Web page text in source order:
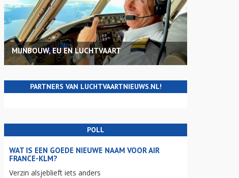
MIJNBOUW, EU EN LUCHTVAART
PARTNERS VAN LUCHTVAARTNIEUWS.NL!
POLL
WAT IS EEN GOEDE NIEUWE NAAM VOOR AIR
FRANCE-KLM?
Verzin alsjeblieft iets anders